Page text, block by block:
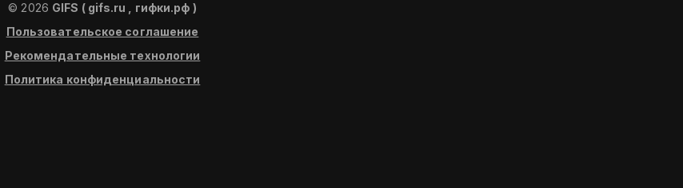
© 2026 GIFS ( gifs.ru , гифки.рф )
Пользовательское соглашение
Рекомендательные технологии
Политика конфиденциальности